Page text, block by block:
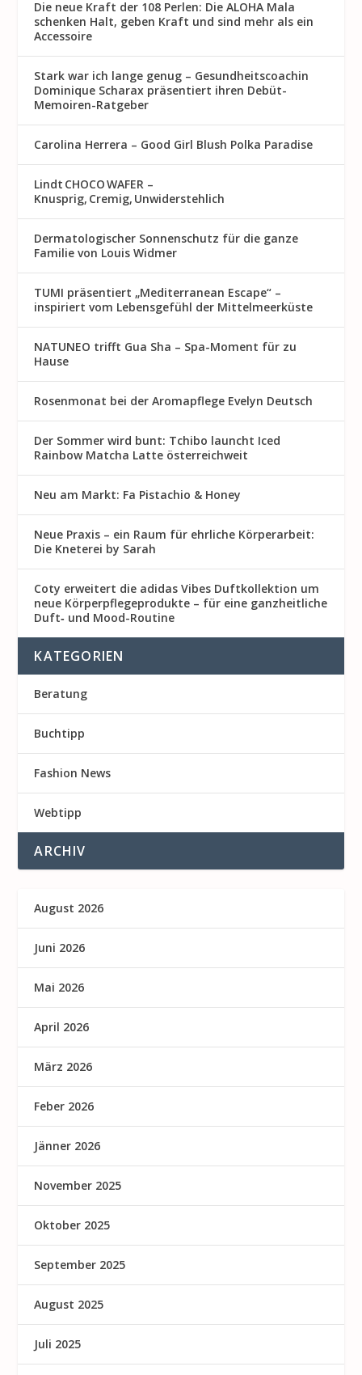
Die neue Kraft der 108 Perlen: Die ALOHA Mala
schenken Halt, geben Kraft und sind mehr als ein
Accessoire
Stark war ich lange genug – Gesundheitscoachin
Dominique Scharax präsentiert ihren Debüt-
Memoiren-Ratgeber
Carolina Herrera – Good Girl Blush Polka Paradise
Lindt CHOCO WAFER –
Knusprig, Cremig, Unwiderstehlich
Dermatologischer Sonnenschutz für die ganze
Familie von Louis Widmer
TUMI präsentiert „Mediterranean Escape“ –
inspiriert vom Lebensgefühl der Mittelmeerküste
NATUNEO trifft Gua Sha – Spa-Moment für zu
Hause
Rosenmon at bei der Aromapflege Evelyn Deutsch
Der Sommer wird bunt: Tchibo launcht Iced
Rainbow Matcha Latte österreichweit
Neu am Markt: Fa Pistachio & Honey
Neue Praxis – ein Raum für ehrliche Körperarbeit:
Die Kneterei by Sarah
Coty erweitert die adidas Vibes Duftkollektion um
neue Körperpflegeprodukte – für eine ganzheitliche
Duft‑ und Mood-Routine
KATEGORIEN
Beratung
Buchtipp
Fashion News
Webtipp
ARCHIV
August 2026
Juni 2026
Mai 2026
April 2026
März 2026
Feber 2026
Jänner 2026
November 2025
Oktober 2025
September 2025
August 2025
Juli 2025